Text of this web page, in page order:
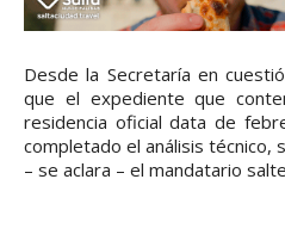
Desde la Secretaría en
que el expediente que
residencia oficial data de
completado el análisis técnico,
– se aclara – el mandatario